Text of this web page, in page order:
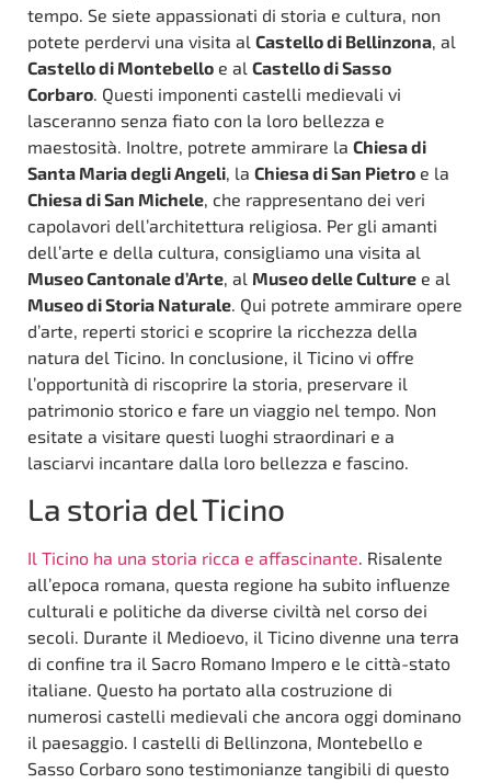
tempo. Se siete appassionati di storia e cultura, non
potete perdervi una visita al Castello di Bellinzona, al
Castello di Montebello e al Castello di Sasso
Corbaro. Questi imponenti castelli medievali vi
lasceranno senza fiato con la loro bellezza e
maestosità. Inoltre, potrete ammirare la Chiesa di
Santa Maria degli Angeli, la Chiesa di San Pietro e la
Chiesa di San Michele, che rappresentano dei veri
capolavori dell’architettura religiosa. Per gli amanti
dell’arte e della cultura, consigliamo una visita al
Museo Cantonale d’Arte, al Museo delle Culture e al
Museo di Storia Naturale. Qui potrete ammirare opere
d’arte, reperti storici e scoprire la ricchezza della
natura del Ticino. In conclusione, il Ticino vi offre
l’opportunità di riscoprire la storia, preservare il
patrimonio storico e fare un viaggio nel tempo. Non
esitate a visitare questi luoghi straordinari e a
lasciarvi incantare dalla loro bellezza e fascino.
La storia del Ticino
Il Ticino ha una storia ricca e affascinante. Risalente
all’epoca romana, questa regione ha subito influenze
culturali e politiche da diverse civiltà nel corso dei
secoli. Durante il Medioevo, il Ticino divenne una terra
di confine tra il Sacro Romano Impero e le città-stato
italiane. Questo ha portato alla costruzione di
numerosi castelli medievali che ancora oggi dominano
il paesaggio. I castelli di Bellinzona, Montebello e
Sasso Corbaro sono testimonianze tangibili di questo